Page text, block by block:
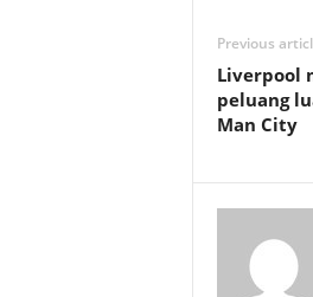
Previous
Liverpool
peluang
Man City